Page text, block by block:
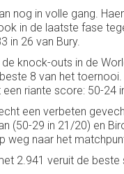
nog in volle gang.
in de laatste fase
in 26 van Bury.
knock-outs in de
8 van het
riante score: 50-24
een verbeten
(50-29 in 21/20) en
weg naar het
2.941 veruit de beste